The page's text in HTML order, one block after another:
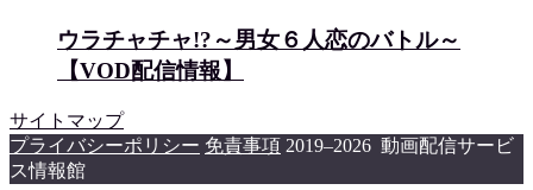
ウラチャチャ!?～男女６人恋のバトル～
【VOD配信情報】
サイトマップ
プライバシーポリシー 免責事項 2019–2026 動画配信サービ
ス情報館